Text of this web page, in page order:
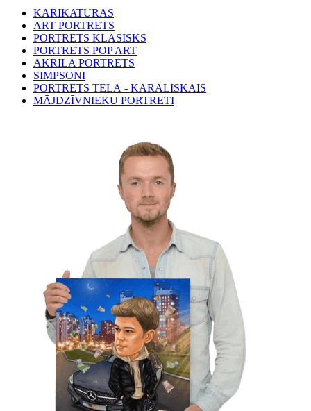
KARIKATŪRAS
ART PORTRETS
PORTRETS KLASISKS
PORTRETS POP ART
AKRILA PORTRETS
SIMPSONI
PORTRETS TĒLĀ - KARALISKAIS
MĀJDZĪVNIEKU PORTRETI